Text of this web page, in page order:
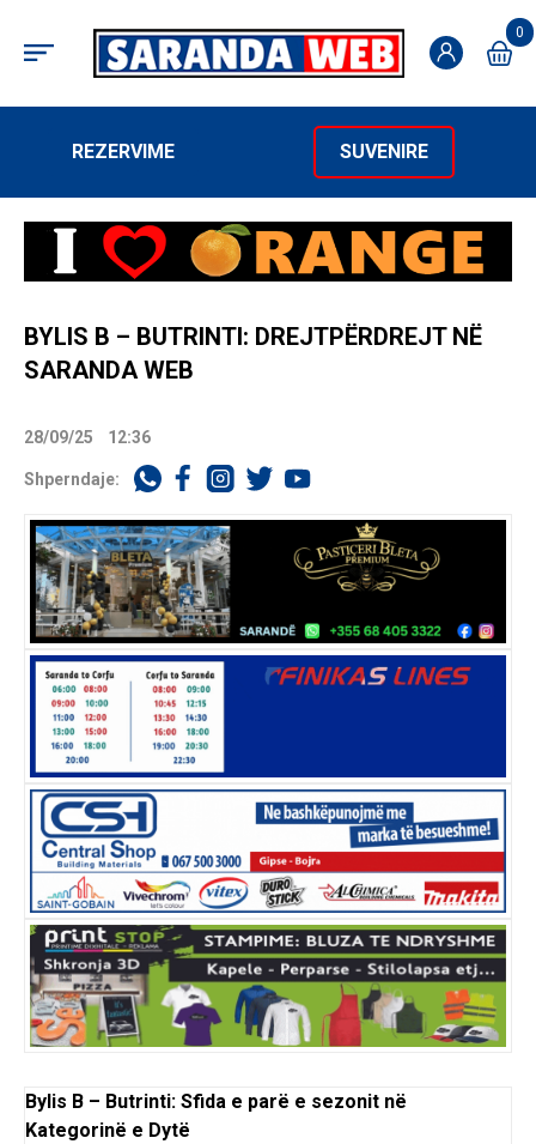
0
REZERVIME SUVENIRE
BYLIS B – BUTRINTI: DREJTPËRDREJT NË
SARANDA WEB
28/09/25 12:36
Shperndaje:
Bylis B – Butrinti: Sfida e parë e sezonit në
Kategorinë e Dytë